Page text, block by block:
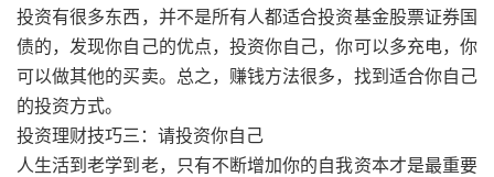
投资有很多东西，并不是所有人都适合投资基金股票证券国
债的，发现你自己的优点，投资你自己，你可以多充电，你
可以做其他的买卖。总之，赚钱方法很多，找到适合你自己
的投资方式。
投资理财技巧三：请投资你自己
人生活到老学到老，只有不断增加你的自我资本才是最重要